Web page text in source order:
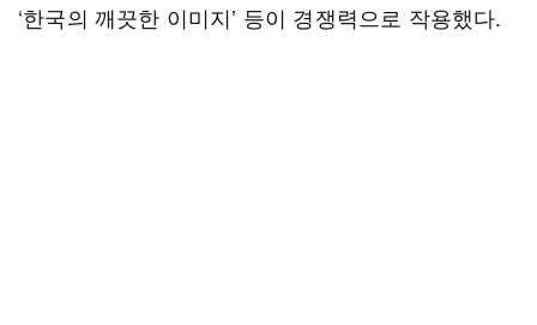
‘한국의 깨끗한 이미지’ 등이 경쟁력으로 작용했다.